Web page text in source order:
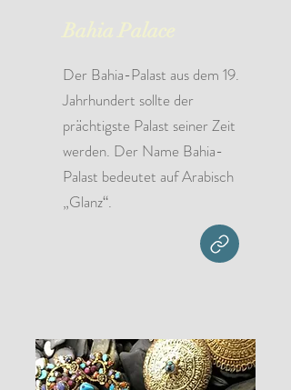
Der Bahia-Palast aus dem 19.
Jahrhundert sollte der
prächtigste Palast seiner Zeit
werden. Der Name Bahia-
Palast bedeutet auf Arabisch
„Glanz“.